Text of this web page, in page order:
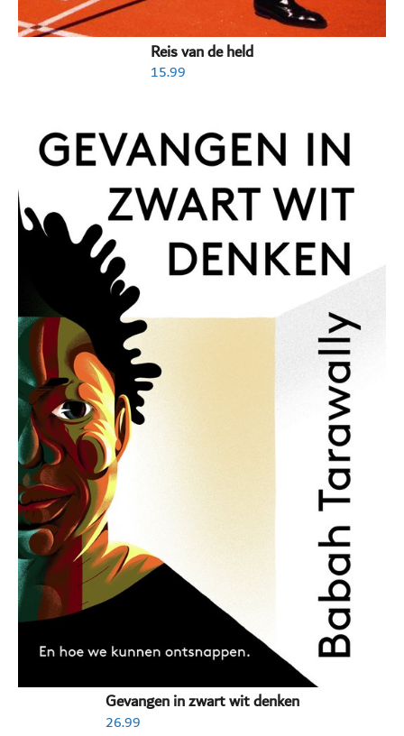
Reis van de held
15.99
Gevangen in zwart wit denken
26.99